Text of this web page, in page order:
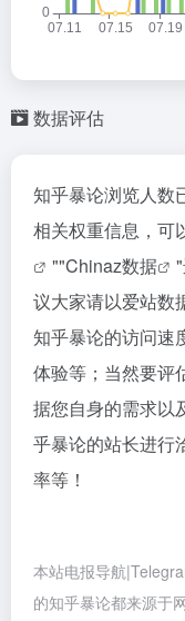
数据评估
知乎暴论浏览人数
相关权重信息，可
""Chinaz数据
议大家请以爱站数
知乎暴论的访问速
体验等；当然要评
据您自身的需求以
乎暴论的站长进行
率等！
本站电报导航
的知乎暴论都来源于